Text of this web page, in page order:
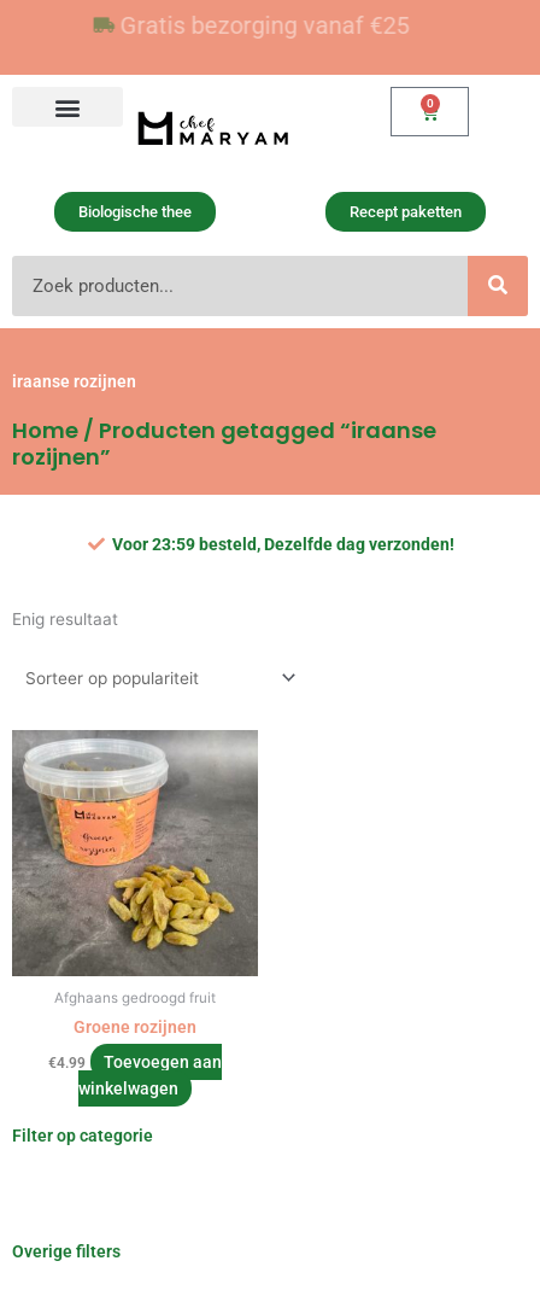
Gratis bezorging vanaf €25
Voor 23:59 besteld, vandaag verzonden
0
Winkelwagen
Biologische thee Recept paketten
iraanse rozijnen
Home / Producten getagged “iraanse
rozijnen”
Filter op categorie
Overige filters
Voor 23:59 besteld, Dezelfde dag verzonden!
Enig resultaat
Afghaans gedroogd fruit
Groene rozijnen
€4.99
Toevoegen aan
winkelwagen